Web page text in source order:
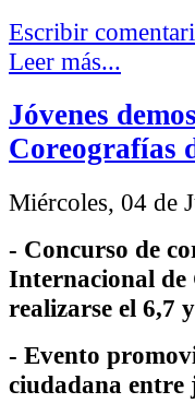
Escribir
Leer más...
Jóvenes
Coreografías
Miércoles, 04 de
- Concurso de
Internacional
realizarse el 6,7
- Evento
ciudadana entre